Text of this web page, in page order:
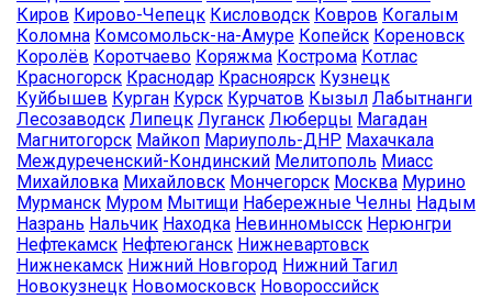
Киров Кирово-Чепецк Кисловодск Ковров Когалым
Коломна Комсомольск-на-Амуре Копейск Кореновск
Королёв Коротчаево Коряжма Кострома Котлас
Красногорск Краснодар Красноярск Кузнецк
Куйбышев Курган Курск Курчатов Кызыл Лабытнанги
Лесозаводск Липецк Луганск Люберцы Магадан
Магнитогорск Майкоп Мариуполь-ДНР Махачкала
Междуреченский-Кондинский Мелитополь Миасс
Михайловка Михайловск Мончегорск Москва Мурино
Мурманск Муром Мытищи Набережные Челны Надым
Назрань Нальчик Находка Невинномысск Нерюнгри
Нефтекамск Нефтеюганск Нижневартовск
Нижнекамск Нижний Новгород Нижний Тагил
Новокузнецк Новомосковск Новороссийск